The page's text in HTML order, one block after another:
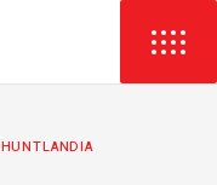
HUNTLANDIA